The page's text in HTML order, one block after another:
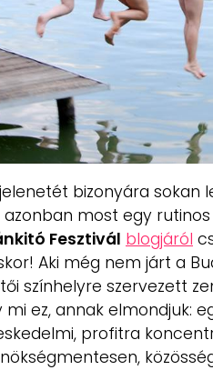
bizonyára sokan
most egy
Fesztivál blogjáról
Aki még nem járt a
színhelyre szervezett
mi ez, annak elmondjuk:
profitra